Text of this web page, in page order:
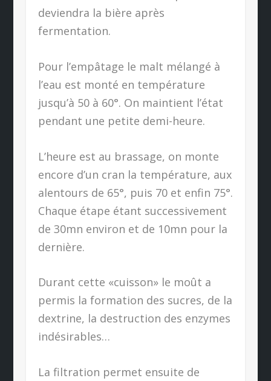
deviendra la bière après
fermentation.
Pour l’empâtage le malt mélangé à
l’eau est monté en température
jusqu’à 50 à 60°. On maintient l’état
pendant une petite demi-heure.
L’heure est au brassage, on monte
encore d’un cran la température, aux
alentours de 65°, puis 70 et enfin 75°.
Chaque étape étant successivement
de 30mn environ et de 10mn pour la
dernière.
Durant cette «cuisson» le moût a
permis la formation des sucres, de la
dextrine, la destruction des enzymes
indésirables…
La filtration permet ensuite de